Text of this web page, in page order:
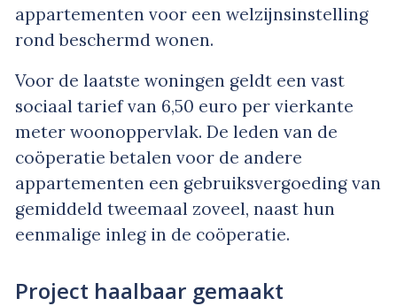
appartementen voor een welzijnsinstelling
rond beschermd wonen.
Voor de laatste woningen geldt een vast
sociaal tarief van 6,50 euro per vierkante
meter woonoppervlak. De leden van de
coöperatie betalen voor de andere
appartementen een gebruiksvergoeding van
gemiddeld tweemaal zoveel, naast hun
eenmalige inleg in de coöperatie.
Project haalbaar gemaakt